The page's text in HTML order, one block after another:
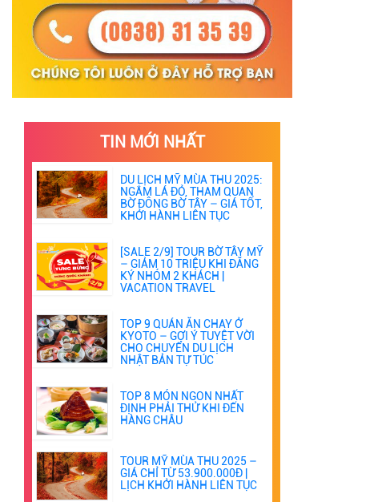
TIN MỚI NHẤT
DU LỊCH MỸ MÙA THU 2025:
NGẮM LÁ ĐỎ, THAM QUAN
BỜ ĐÔNG BỜ TÂY – GIÁ TỐT,
KHỞI HÀNH LIÊN TỤC
[SALE 2/9] TOUR BỜ TÂY MỸ
– GIẢM 10 TRIỆU KHI ĐĂNG
KÝ NHÓM 2 KHÁCH |
VACATION TRAVEL
TOP 9 QUÁN ĂN CHAY Ở
KYOTO – GỢI Ý TUYỆT VỜI
CHO CHUYẾN DU LỊCH
NHẬT BẢN TỰ TÚC
TOP 8 MÓN NGON NHẤT
ĐỊNH PHẢI THỬ KHI ĐẾN
HÀNG CHÂU
TOUR MỸ MÙA THU 2025 –
GIÁ CHỈ TỪ 53.900.000Đ |
LỊCH KHỞI HÀNH LIÊN TỤC